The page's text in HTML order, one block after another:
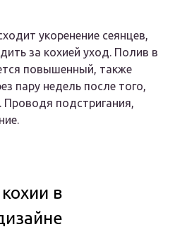
укоренение сеянцев,
за кохией уход. Полив в
повышенный, также
пару недель после того,
Проводя подстригания,
в